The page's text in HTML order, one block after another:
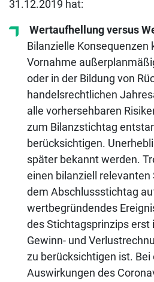
31.12.2019 hat:
Wertaufhellung versus
Bilanzielle Konsequenzen
Vornahme
oder in der Bildung von
handelsrechtlichen
alle vorhersehbaren
zum Bilanzstichtag
berücksichtigen.
später bekannt werden.
einen bilanziell
dem Abschlussstichtag
wertbegründendes
des Stichtagsprinzips erst
Gewinn- und
zu berücksichtigen ist.
Auswirkungen des